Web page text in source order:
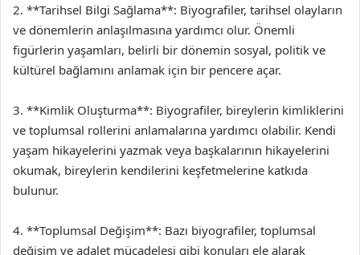
2. **Tarihsel Bilgi Sağlama**: Biyografiler, tarihsel olayların
ve dönemlerin anlaşılmasına yardımcı olur. Önemli
figürlerin yaşamları, belirli bir dönemin sosyal, politik ve
kültürel bağlamını anlamak için bir pencere açar.
3. **Kimlik Oluşturma**: Biyografiler, bireylerin kimliklerini
ve toplumsal rollerini anlamalarına yardımcı olabilir. Kendi
yaşam hikayelerini yazmak veya başkalarının hikayelerini
okumak, bireylerin kendilerini keşfetmelerine katkıda
bulunur.
4. **Toplumsal Değişim**: Bazı biyografiler, toplumsal
değişim ve adalet mücadelesi gibi konuları ele alarak